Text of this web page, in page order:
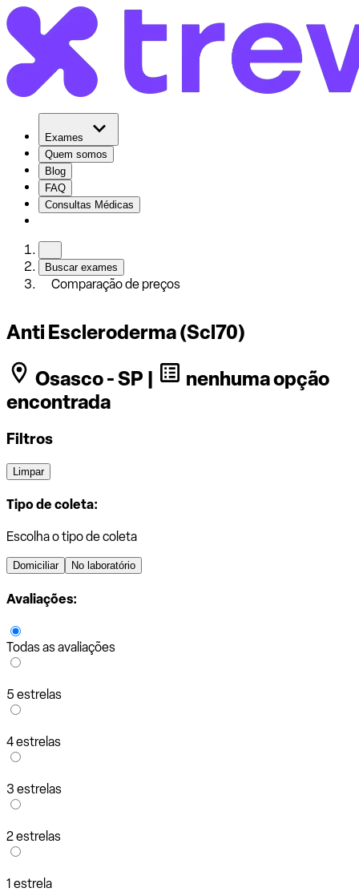
Exames
Quem somos
Blog
FAQ
Consultas Médicas
Buscar exames
Comparação de preços
Anti Escleroderma (Scl70)
Osasco - SP |
nenhuma opção
encontrada
Filtros
Limpar
Tipo de coleta:
Escolha o tipo de coleta
Domiciliar No laboratório
Avaliações:
Todas as avaliações
5 estrelas
4 estrelas
3 estrelas
2 estrelas
1 estrela